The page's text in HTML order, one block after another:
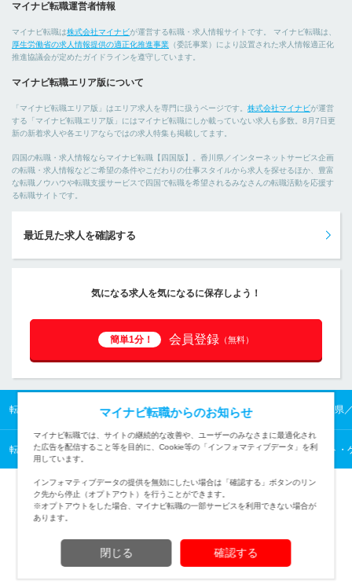
マイナビ転職運営者情報
マイナビ転職は株式会社マイナビが運営する転職・求人情報サイトです。 マイナビ転職は、
厚生労働省の求人情報提供の適正化推進事業 （委託事業）により設置された求人情報適正化
推進協議会が定めたガイドラインを遵守しています。
マイナビ転職エリア版について
「マイナビ転職エリア版」はエリア求人を専門に扱うページです。 株式会社マイナビが運営
する「マイナビ転職エリア版」にはマイナビ転職にしか載っていない求人も多数。8月7日更
新の新着求人や各エリアならではの求人特集も掲載してます。
四国の転職・求人情報ならマイナビ転職【四国版】。香川県／インターネットサービス企画
の転職・求人情報などご希望の条件やこだわりの仕事スタイルから求人を探せるほか、豊富
な転職ノウハウや転職支援サービスで四国で転職を希望されるみなさんの転職活動を応援す
る転職サイトです。
最近見た求人を確認する
気になる求人を気になるに保存しよう！
簡単1分！ 会員登録 （無料）
転職TOP 四国の転職・求人情報TOP 香川県の転職・求人情報TOP 香川県
転職TOP WEB・インターネット・ゲームから探す WEB・インターネット・
(c) Mynavi Corporation
マイナビ転職からのお知らせ
マイナビ転職では、サイトの継続的な改善や、ユーザーのみなさまに最適化され
た広告を配信すること等を目的に、Cookie等の「インフォマティブデータ」を利
用しています。
インフォマティブデータの提供を無効にしたい場合は「確認する」ボタンのリン
ク先から停止（オプトアウト）を行うことができます。
※オプトアウトをした場合、マイナビ転職の一部サービスを利用できない場合が
あります。
閉じる 確認する